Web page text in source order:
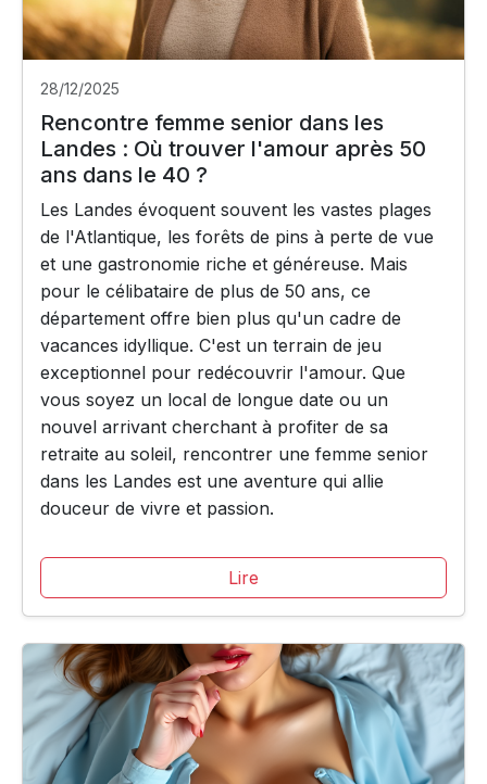
28/12/2025
Rencontre femme senior dans les
Landes : Où trouver l'amour après 50
ans dans le 40 ?
Les Landes évoquent souvent les vastes plages
de l'Atlantique, les forêts de pins à perte de vue
et une gastronomie riche et généreuse. Mais
pour le célibataire de plus de 50 ans, ce
département offre bien plus qu'un cadre de
vacances idyllique. C'est un terrain de jeu
exceptionnel pour redécouvrir l'amour. Que
vous soyez un local de longue date ou un
nouvel arrivant cherchant à profiter de sa
retraite au soleil, rencontrer une femme senior
dans les Landes est une aventure qui allie
douceur de vivre et passion.
Lire